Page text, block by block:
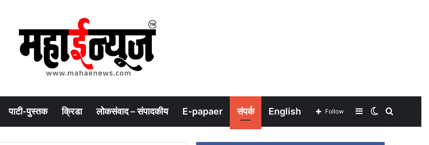
पाटी-पुस्तक क्रिडा लोकसंवाद – संपादकीय E-papaer संपर्क English Switch
skin
Sidebar
Follow